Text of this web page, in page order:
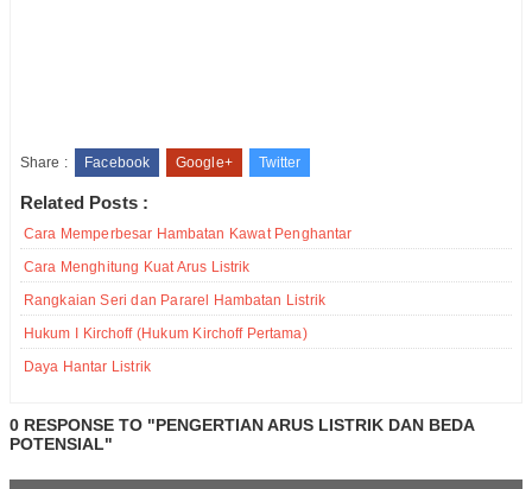
Share : Facebook Google+ Twitter
Related Posts :
Cara Memperbesar Hambatan Kawat Penghantar
Cara Menghitung Kuat Arus Listrik
Rangkaian Seri dan Pararel Hambatan Listrik
Hukum I Kirchoff (Hukum Kirchoff Pertama)
Daya Hantar Listrik
0 RESPONSE TO "PENGERTIAN ARUS LISTRIK DAN BEDA
POTENSIAL"